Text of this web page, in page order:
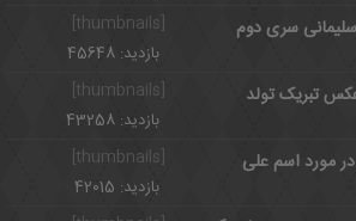
[thumbnails]
سری دوم
بازدید: 45648
تبریک تولد
بازدید: 43258
مورد اسم علی
بازدید: 42015